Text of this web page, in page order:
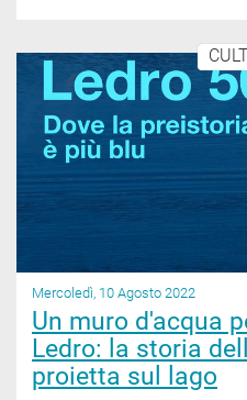
Mercoledì, 10 Agosto 2022
Un muro d'acqua
Ledro: la storia
proietta sul lago